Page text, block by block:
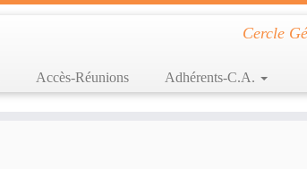
Cercle
Accès-Réunions Adhérents-C.A.